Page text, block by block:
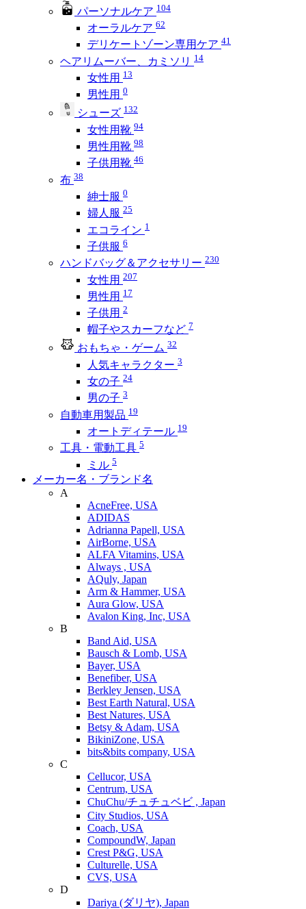
パーソナルケア 104
オーラルケア 62
デリケートゾーン専用ケア 41
ヘアリムーバー、カミソリ 14
女性用 13
男性用 0
シューズ 132
女性用靴 94
男性用靴 98
子供用靴 46
布 38
紳士服 0
婦人服 25
エコライン 1
子供服 6
ハンドバッグ＆アクセサリー 230
女性用 207
男性用 17
子供用 2
帽子やスカーフなど 7
おもちゃ・ゲーム 32
人気キャラクター 3
女の子 24
男の子 3
自動車用製品 19
オートディテール 19
工具・電動工具 5
ミル 5
メーカー名・ブランド名
A
AcneFree, USA
ADIDAS
Adrianna Papell, USA
AirBorne, USA
ALFA Vitamins, USA
Always , USA
AQuly, Japan
Arm & Hammer, USA
Aura Glow, USA
Avalon King, Inc, USA
B
Band Aid, USA
Bausch & Lomb, USA
Bayer, USA
Benefiber, USA
Berkley Jensen, USA
Best Earth Natural, USA
Best Natures, USA
Betsy & Adam, USA
BikiniZone, USA
bits&bits company, USA
C
Cellucor, USA
Centrum, USA
ChuChu/チュチュベビ , Japan
City Studios, USA
Coach, USA
CompoundW, Japan
Crest P&G, USA
Culturelle, USA
CVS, USA
D
Dariya (ダリヤ), Japan